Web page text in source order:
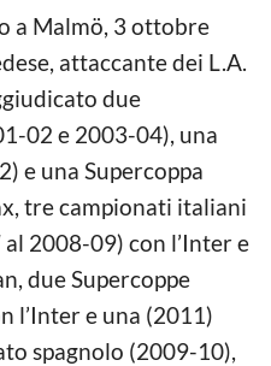
a Malmö, 3 ottobre
attaccante dei L.A.
due
02 e 2003-04), una
e una Supercoppa
tre campionati italiani
2008-09) con l’Inter e
due Supercoppe
l’Inter e una (2011)
spagnolo (2009-10),